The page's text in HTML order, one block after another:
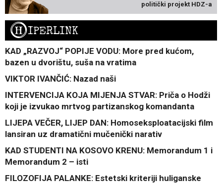
politički projekt HDZ-a
HIPERLINK
KAD „RAZVOJ“ POPIJE VODU: More pred kućom,
bazen u dvorištu, suša na vratima
VIKTOR IVANČIĆ: Nazad naši
INTERVENCIJA KOJA MIJENJA STVAR: Priča o Hodži
koji je izvukao mrtvog partizanskog komandanta
LIJEPA VEČER, LIJEP DAN: Homoseksploatacijski film
lansiran uz dramatični mučenički narativ
KAD STUDENTI NA KOSOVO KRENU: Memorandum 1 i
Memorandum 2 – isti
FILOZOFIJA PALANKE: Estetski kriteriji huliganske